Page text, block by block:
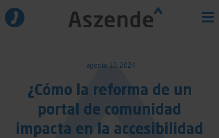
contenido
agosto 13, 2024
¿Cómo la reforma de un
portal de comunidad
impacta en la accesibilidad